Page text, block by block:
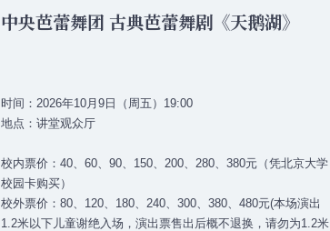
中央芭蕾舞团 古典芭蕾舞剧《天鹅湖》
时间：2026年10月9日（周五）19:00
地点：讲堂观众厅
校内票价：40、60、90、150、200、280、380元（凭北京大学
校园卡购买）
校外票价：80、120、180、240、300、380、480元(本场演出
1.2米以下儿童谢绝入场，演出票售出后概不退换，请勿为1.2米